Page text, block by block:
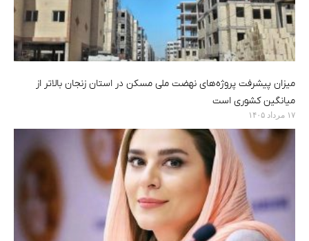
میزان پیشرفت پروژه‌های نهضت ملی مسکن در استان زنجان بالاتر از
میانگین کشوری است
۱۷ مرداد ۱۴۰۵